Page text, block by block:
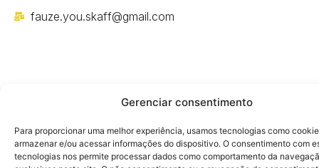
Gerenciar consentimento
Para proporcionar uma melhor experiência, usamos tecnologias como
armazenar e/ou acessar informações do dispositivo. O consentimento com
tecnologias nos permite processar dados como comportamento da
fauze.you.skaff@gmail.com